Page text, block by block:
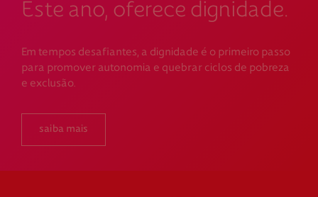
Este ano, oferece dignidade.
Em tempos desafiantes, a dignidade é o primeiro passo
para promover autonomia e quebrar ciclos de pobreza
e exclusão.
saiba mais